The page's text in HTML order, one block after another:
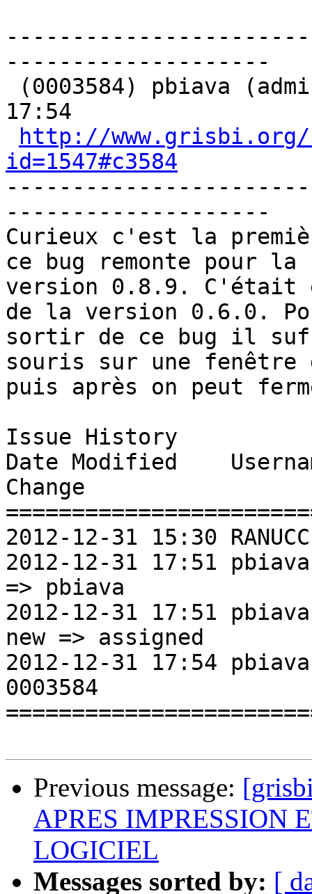
--------------------
17:54
http://www.grisbi.org/
id=1547#c3584
--------------------
Curieux c'est la
ce bug remonte pour la
version 0.8.9. C'était
de la version 0.6.0.
sortir de ce bug il
souris sur une fenêtre
puis après on peut
Issue History
Date Modified
Change
2012-12-31 15:30
2012-12-31 17:51
=> pbiava
2012-12-31 17:51
new => assigned
2012-12-31 17:54
Previous message:
APRES IMPRESSION
LOGICIEL
Messages sorted by: [